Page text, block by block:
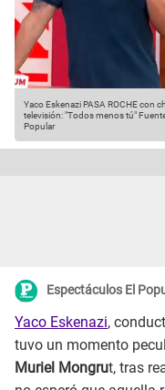
Yaco Eskenazi PASA ROCHE con
televisión: "Todos menos tú"
Popular
Espectáculos El
Yaco Eskenazi,
tuvo un momento
Muriel Mongrut, tras